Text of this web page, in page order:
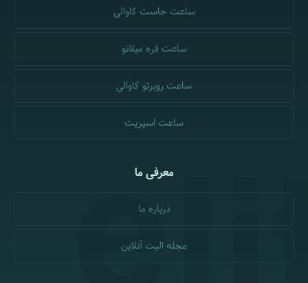
ساعت جاست کاوالی
ساعت فره میلانو
ساعت روبرتو کاوالی
ساعت اسپریت
معرفی ما
درباره ما
مجله الیت آنلاین